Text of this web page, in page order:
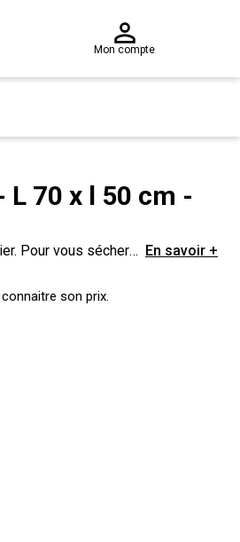
Mon compte
70 x l 50 cm -
Pour vous sécher
En savoir +
son prix.